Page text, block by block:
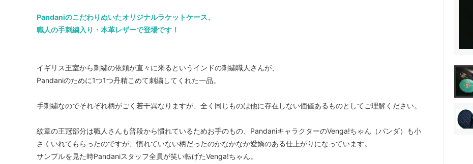
Pandaniのこだわりぬいたオリジナルラケットケース、
職人の手刺繍入り・本革レザーで登場です！
イギリス王室から刺繍の依頼が直々に来るというインドの刺繍職人さんが、
Pandaniのために1つ1つ丹精こめて刺繍してくれた一品。
手刺繍なのでそれぞれ柄がごく若干異なりますが、全く同じものは他に存在しない価値あるものとしてご理解ください。
紋章の王冠部分は職人さんも普段から慣れているためお手のもの、PandaniキャラクターのVenga!ちゃん（パンダ）も小
さくいれてもらったのですが、慣れていない柄だったのかなかなか愛嬌のある仕上がりになっています。
サンプルを見た時Pandaniスタッフ全員が笑い転げたVenga!ちゃん。